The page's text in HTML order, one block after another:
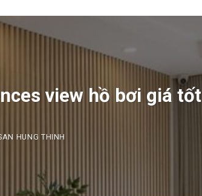
view hồ bơi giá tốt
HUNG THINH